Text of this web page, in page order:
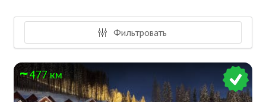
Фильтровать
477 км